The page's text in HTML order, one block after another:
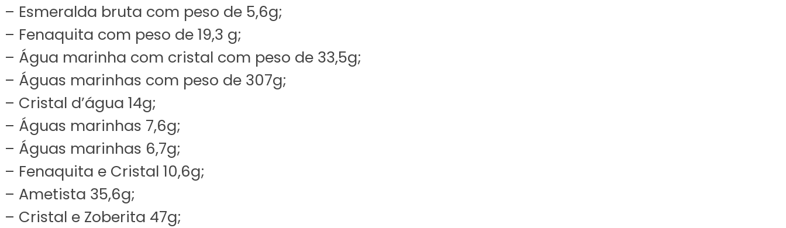
– Esmeralda bruta com peso de 5,6g;
– Fenaquita com peso de 19,3 g;
– Água marinha com cristal com peso de 33,5g;
– Águas marinhas com peso de 307g;
– Cristal d’água 14g;
– Águas marinhas 7,6g;
– Águas marinhas 6,7g;
– Fenaquita e Cristal 10,6g;
– Ametista 35,6g;
– Cristal e Zoberita 47g;